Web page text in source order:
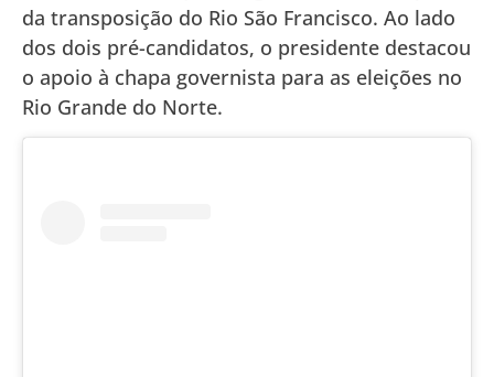
da transposição do Rio São Francisco. Ao lado
dos dois pré-candidatos, o presidente destacou
o apoio à chapa governista para as eleições no
Rio Grande do Norte.